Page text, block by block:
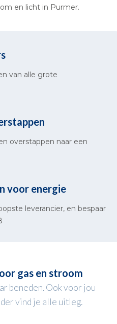
en licht in Purmer.
van alle grote
overstappen naar een
voor energie
leverancier, en bespaar
gas en stroom
beneden. Ook voor jou
vind je alle uitleg.